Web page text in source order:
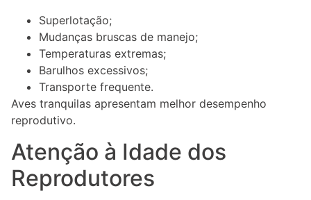
Superlotação;
Mudanças bruscas de manejo;
Temperaturas extremas;
Barulhos excessivos;
Transporte frequente.
Aves tranquilas apresentam melhor desempenho
reprodutivo.
Atenção à Idade dos
Reprodutores